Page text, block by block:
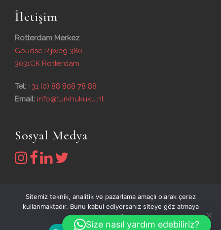
İletişim
Rotterdam Merkez
Goudse Rijweg 380,
3031CK Rotterdam
Tel: +31 (0) 88 808 78 88
Email: info@turkhukuku.nl
Sosyal Medya
Size nasıl yardım edebiliriz?
Sitemiz teknik, analitik ve pazarlama amaçlı olarak çerez
kullanmaktadır. Bunu kabul ediyorsanız siteye göz atmaya
devam edin.